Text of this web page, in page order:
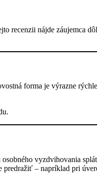
recenzii nájde záujemca
forma je výrazne
vyzdvihovania
predražiť – napríklad pri